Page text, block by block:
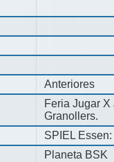
Anteriores
Feria Jugar
Granollers.
SPIEL
Planeta BSK